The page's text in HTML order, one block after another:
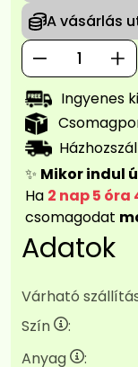
A vásárlás
Ingyenes
✨ Mikor indul
Ha 2 nap 5 óra
csomagodat
Adatok
Várható
Szín
:
Anyag
: